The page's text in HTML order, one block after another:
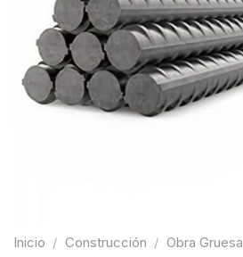
Inicio / Construcción / Obra Gruesa